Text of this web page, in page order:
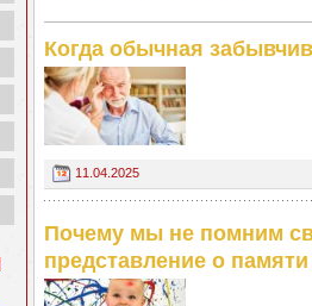
Когда обычная
11.04.2025
Почему мы не помним
представление о